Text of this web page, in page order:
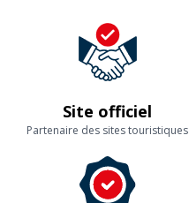
Site officiel
Partenaire des sites touristiques